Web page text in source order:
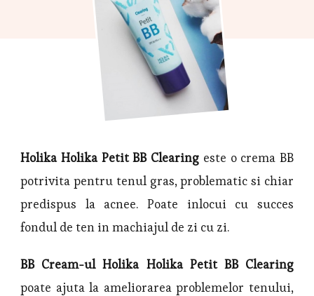
Holika Holika Petit BB Clearing este o crema BB
potrivita pentru tenul gras, problematic si chiar
predispus la acnee. Poate inlocui cu succes
fondul de ten in machiajul de zi cu zi.
BB Cream-ul Holika Holika Petit BB Clearing
poate ajuta la ameliorarea problemelor tenului,